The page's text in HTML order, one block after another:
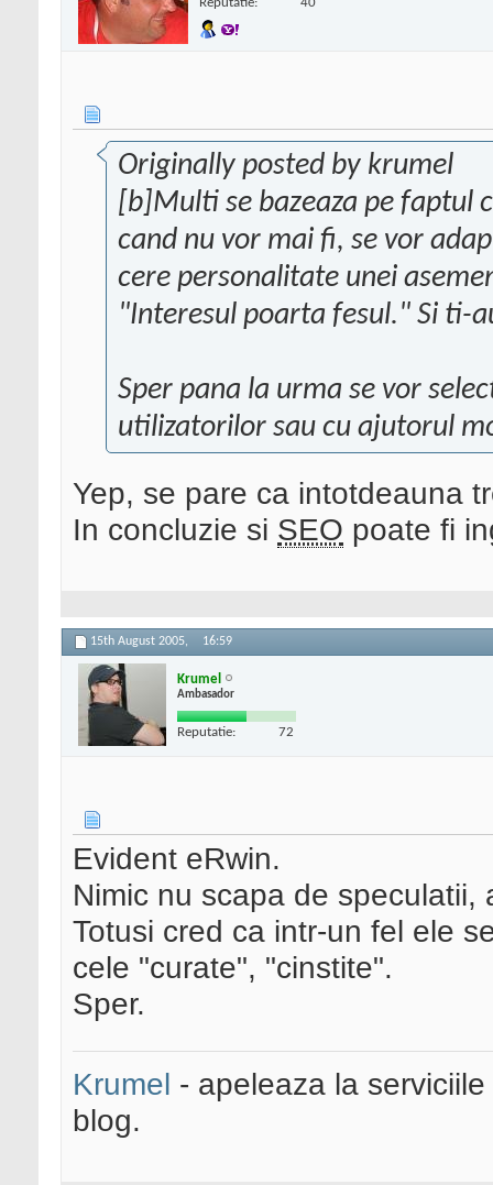
Originally posted by krumel
[b]Multi se bazeaza pe faptul
cand nu vor mai fi, se vor
cere personalitate unei
"Interesul poarta fesul." Si ti-
Sper pana la urma se vor
utilizatorilor sau cu ajutorul
Yep, se pare ca intotdeauna
In concluzie si SEO poate fi
15th August 2005, 16:59
Krumel
Ambasador
Reputatie: 72
Evident eRwin.
Nimic nu scapa de
Totusi cred ca intr-un fel ele
cele "curate", "cinstite".
Sper.
Krumel - apeleaza la
blog.